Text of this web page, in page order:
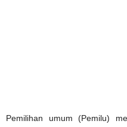
Pemilihan umum (Pemilu)